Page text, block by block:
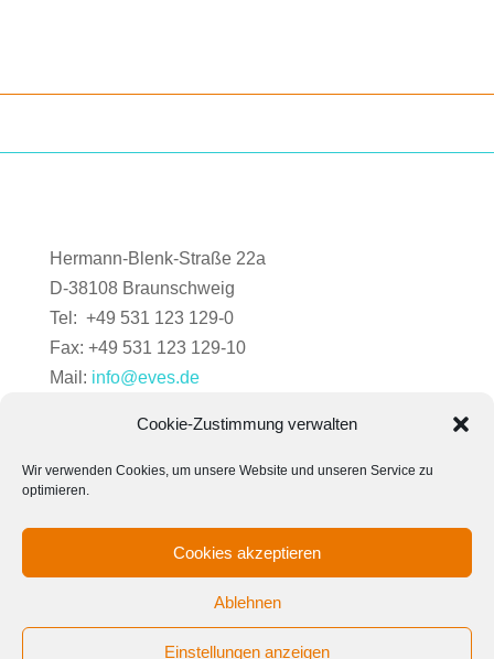
Cookie-Zustimmung verwalten
Wir verwenden Cookies, um unsere Website und unseren Service zu
optimieren.
Cookies akzeptieren
Ablehnen
Einstellungen anzeigen
Hermann-Blenk-Straße 22a
D-38108 Braunschweig
Tel: +49 531 123 129-0
Fax: +49 531 123 129-10
Mail: info@eves.de